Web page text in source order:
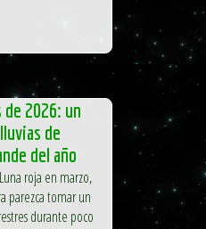
2026: un
de
del año
roja en marzo,
parezca tomar un
durante poco